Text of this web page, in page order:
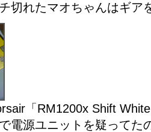
切れたマオちゃんはギア
「RM1200x Shift
電源ユニットを疑ってた